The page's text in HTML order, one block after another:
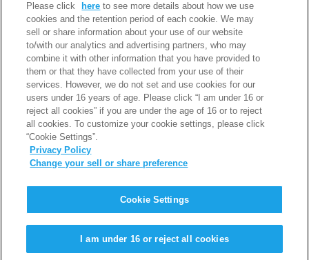
Copyright © Iwatani Corporation. All Rights Reserved.
Please click
here to see more details about how we use
cookies and the retention period of each cookie. We may
sell or share information about your use of our website
to/with our analytics and advertising partners, who may
combine it with other information that you have provided to
them or that they have collected from your use of their
services. However, we do not set and use cookies for our
users under 16 years of age. Please click “I am under 16 or
reject all cookies” if you are under the age of 16 or to reject
all cookies. To customize your cookie settings, please click
“Cookie Settings”.
Privacy Policy
Change your sell or share preference
Cookie Settings
I am under 16 or reject all cookies